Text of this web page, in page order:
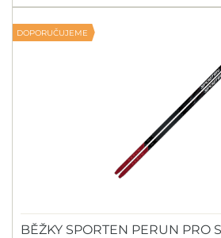
DOPORUČUJEME
BĚŽKY SPORTEN PERUN PRO